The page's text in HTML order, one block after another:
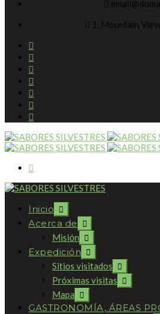
1, Mountain
Inicio
Acerca de
Misión
Expedición
Sitios visitados
Próximas visitas
Mapa
GASTRONOMÍA, ÁREAS